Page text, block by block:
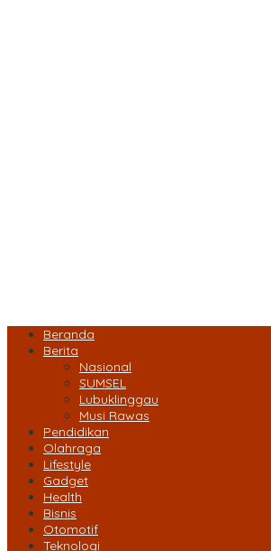
Beranda
Berita
Nasional
SUMSEL
Lubuklinggau
Musi Rawas
Pendidikan
Olahraga
Lifestyle
Gadget
Health
Bisnis
Otomotif
Teknologi